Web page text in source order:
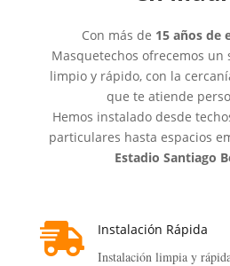
Con más de 15 años de
Masquetechos ofrecemos un
limpio y rápido, con la
que te atiende
Hemos instalado desde
particulares hasta espacios
Estadio Santiago

Instalación Rápida
Instalación limpia y